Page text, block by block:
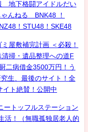
地下格闘アイドルだい
んねる BNK48 ！
！STU48！SKE48
屋敷補完計画 ＜必殺！
掃・遺品整理への道F
二病借金3500万円！う
生、最後のサイト！全
イト絶賛！公開中
ートッフルステーション
活！（無職孤独居老人的